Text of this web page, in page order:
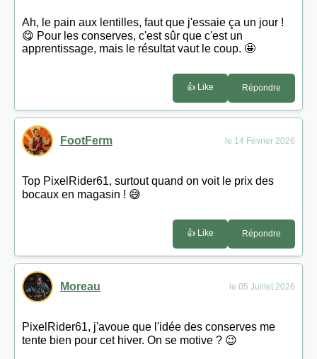
Ah, le pain aux lentilles, faut que j'essaie ça un jour !
😋 Pour les conserves, c'est sûr que c'est un
apprentissage, mais le résultat vaut le coup. 🤩
👍 Like Répondre
FootFerm le 14 Février 2026
Top PixelRider61, surtout quand on voit le prix des
bocaux en magasin ! 😅
👍 Like Répondre
Moreau le 05 Juillet 2026
PixelRider61, j'avoue que l'idée des conserves me
tente bien pour cet hiver. On se motive ? 😉